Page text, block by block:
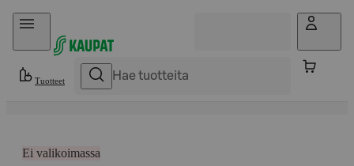
Hyppää sisältöön
Tuotteet
Ei valikoimassa